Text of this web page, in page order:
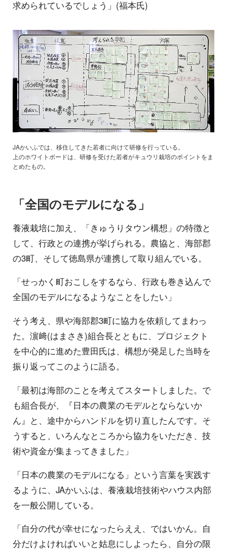
求められているでしょう」(福本氏)
JAかいふでは、移住してきた若者に向けて研修を行っている。
上のホワイトボードは、研修を受けた若者がキュウリ栽培のポイントをま
とめたもの。
「全国のモデルになる」
養液栽培に加え、「きゅうりタウン構想」の特徴と
して、行政との連携が挙げられる。農協と、海部郡
の3町、そして徳島県が連携して取り組んでいる。
「せっかく町おこしをするなら、行政も巻き込んで
全国のモデルになるようなことをしたい」
そう考え、県や海部郡3町に協力を依頼してまわっ
た。濵﨑(はまさき)組合長とともに、プロジェクト
を中心的に進めた豊田氏は、構想が発足した当時を
振り返ってこのように語る。
「最初は海部のことを考えてスタートしました。で
も組合長が、『日本の農業のモデルとならないか
ん』と、途中からハンドルを切り直したんです。そ
うすると、いろんなところから協力をいただき、技
術や資金が集まってきました」
「日本の農業のモデルになる」という言葉を実践す
るように、JAかいふは、養液栽培技術やハウス内部
を一般公開している。
「自分の代が幸せになったらええ、ではいかん。自
分だけよければいいと姑息にしよったら、自分の限